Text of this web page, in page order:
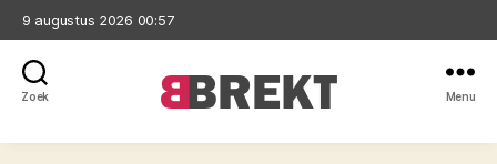
9 augustus 2026 00:57
Zoek Menu